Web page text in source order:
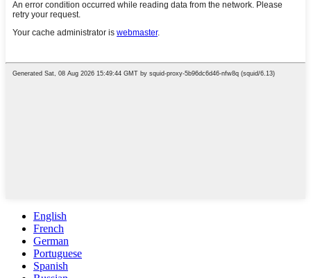
English
French
German
Portuguese
Spanish